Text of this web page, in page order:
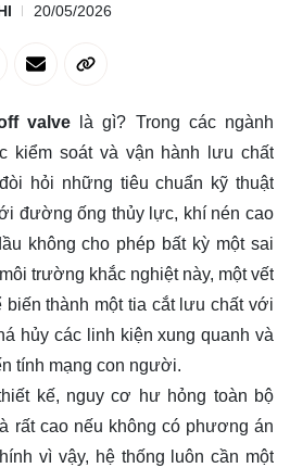
20/05/2026
valvelà gì? Trong các ngành
kiểm soát và vận hành lưu chất
hỏi những tiêu chuẩn kỹ thuật
đường ống thủy lực, khí nén cao
không cho phép bất kỳ một sai
trường khắc nghiệt này, một vết
biến thành một tia cắt lưu chất với
hủy các linh kiện xung quanh và
tính mạng con người.
kế, nguy cơ hư hỏng toàn bộ
rất cao nếu không có phương án
vì vậy, hệ thống luôn cần một